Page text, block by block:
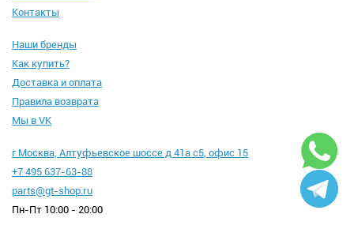
Контакты
Наши бренды
Как купить?
Доставка и оплата
Правила возврата
Мы в VK
г Москва, Алтуфьевское шоссе д 41а с5, офис 15
+7 495 637-63-88
parts@gt-shop.ru
Пн-Пт 10:00 - 20:00